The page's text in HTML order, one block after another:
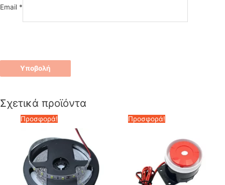
Email *
Σχετικά προϊόντα
Προσφορά! Προσφορά!